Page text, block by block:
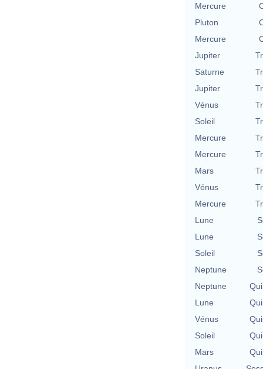
Mercure
Pluton
Mercure
Jupiter
Saturne
Jupiter
Vénus
Soleil
Mercure
Mercure
Mars
Vénus
Mercure
Lune
Lune
Soleil
Neptune
Neptune
Lune
Vénus
Soleil
Mars